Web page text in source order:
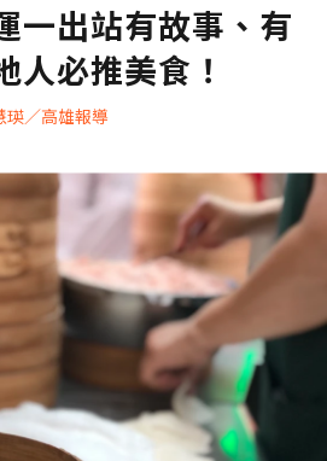
一出站有故事、有
人必推美食！
瑛／高雄報導